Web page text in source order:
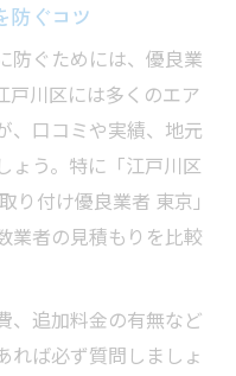
防ぐコツ
防ぐためには、優良業
戸川区には多くのエア
、口コミや実績、地元
ょう。特に「江戸川区
り付け優良業者 東京」
業者の見積もりを比較
、追加料金の有無など
れば必ず質問しましょ